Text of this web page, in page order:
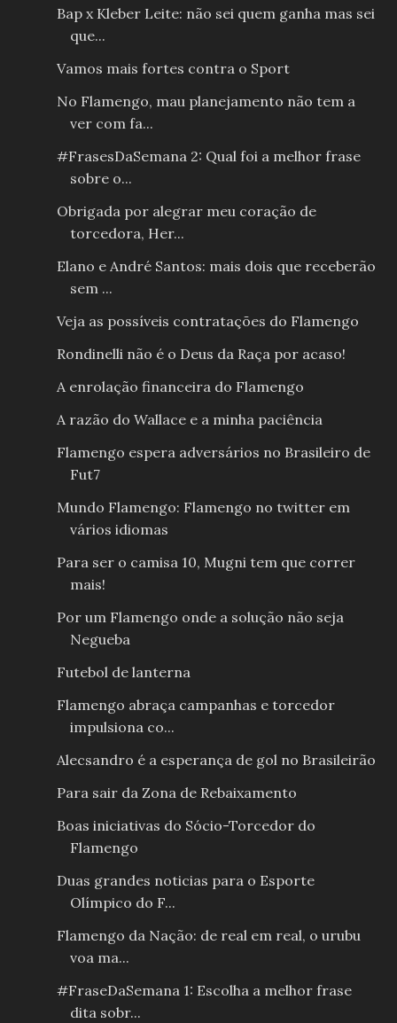
Bap x Kleber Leite: não sei quem ganha mas sei
que...
Vamos mais fortes contra o Sport
No Flamengo, mau planejamento não tem a
ver com fa...
#FrasesDaSemana 2: Qual foi a melhor frase
sobre o...
Obrigada por alegrar meu coração de
torcedora, Her...
Elano e André Santos: mais dois que receberão
sem ...
Veja as possíveis contratações do Flamengo
Rondinelli não é o Deus da Raça por acaso!
A enrolação financeira do Flamengo
A razão do Wallace e a minha paciência
Flamengo espera adversários no Brasileiro de
Fut7
Mundo Flamengo: Flamengo no twitter em
vários idiomas
Para ser o camisa 10, Mugni tem que correr
mais!
Por um Flamengo onde a solução não seja
Negueba
Futebol de lanterna
Flamengo abraça campanhas e torcedor
impulsiona co...
Alecsandro é a esperança de gol no Brasileirão
Para sair da Zona de Rebaixamento
Boas iniciativas do Sócio-Torcedor do
Flamengo
Duas grandes noticias para o Esporte
Olímpico do F...
Flamengo da Nação: de real em real, o urubu
voa ma...
#FraseDaSemana 1: Escolha a melhor frase
dita sobr...